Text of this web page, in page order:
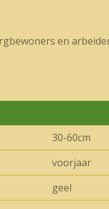
en
30-60cm
voorjaar
geel